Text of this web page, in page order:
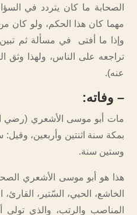
الصحابة ما كان يتردد في
مهما كان هذا الحكم، ولو
وإذا ما أفتى في مسألة ثم
تراجعه على الناس، ولهذا وثق
عنه).
– وفاته:
مات أبو موسى الأشعري (رضي
بمكة سنة اثنتين وأربعين، وقيل:
وستين سنة.
هذا هو أبو موسى الأشعري
الخاشع، الحيي، السّتير،
المناصب والرتب، والذي تولى